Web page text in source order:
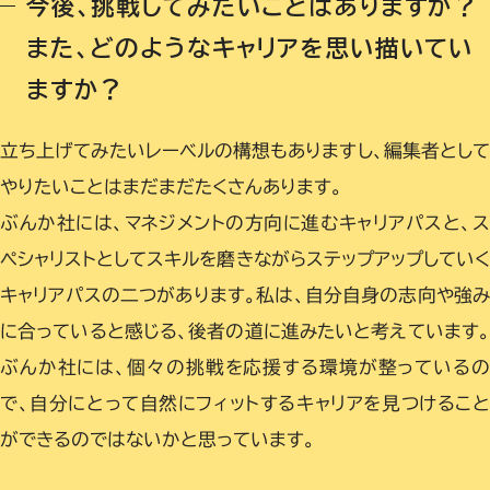
今後、挑戦してみたいことはありますか？
また、どのようなキャリアを思い描いてい
ますか？
立ち上げてみたいレーベルの構想もありますし、編集者として
やりたいことはまだまだたくさんあります。
ぶんか社には、マネジメントの方向に進むキャリアパスと、ス
ペシャリストとしてスキルを磨きながらステップアップしていく
キャリアパスの二つがあります。私は、自分自身の志向や強み
に合っていると感じる、後者の道に進みたいと考えています。
ぶんか社には、個々の挑戦を応援する環境が整っているの
で、自分にとって自然にフィットするキャリアを見つけること
ができるのではないかと思っています。